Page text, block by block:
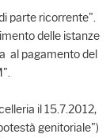
parte ricorrente".
delle istanze
al pagamento del
il 15.7.2012,
genitoriale")